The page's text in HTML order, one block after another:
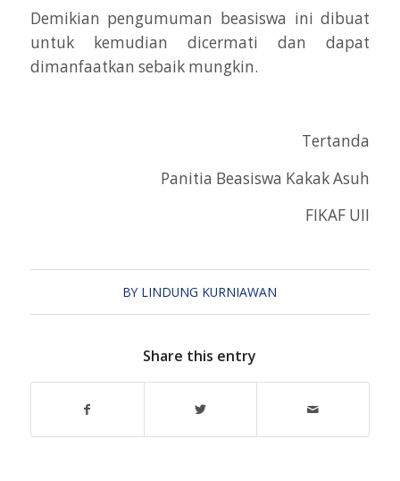
Demikian pengumuman beasiswa ini dibuat
untuk kemudian dicermati dan dapat
dimanfaatkan sebaik mungkin.
Tertanda
Panitia Beasiswa Kakak Asuh
FIKAF UII
BY LINDUNG KURNIAWAN
Share this entry